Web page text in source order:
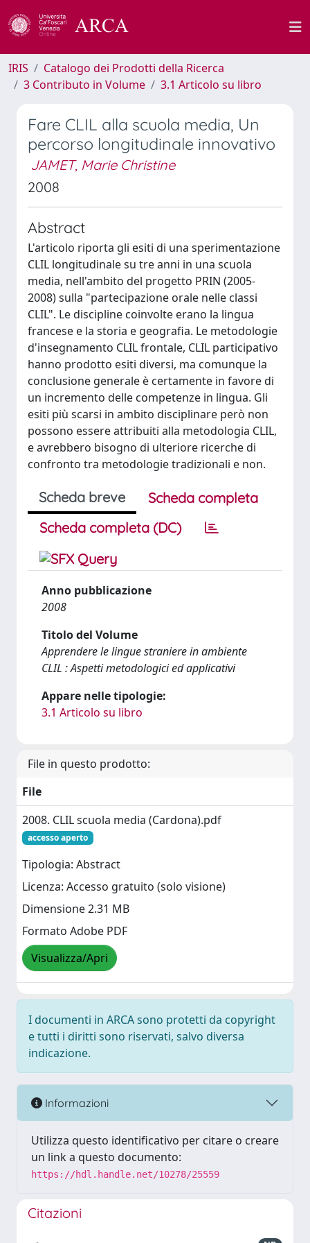
IRIS
Catalogo dei Prodotti della Ricerca
3 Contributo in Volume
3.1 Articolo su libro
Fare CLIL alla scuola media, Un
percorso longitudinale innovativo
JAMET, Marie Christine
2008
Abstract
L'articolo riporta gli esiti di una sperimentazione
CLIL longitudinale su tre anni in una scuola
media, nell'ambito del progetto PRIN (2005-
2008) sulla "partecipazione orale nelle classi
CLIL". Le discipline coinvolte erano la lingua
francese e la storia e geografia. Le metodologie
d'insegnamento CLIL frontale, CLIL participativo
hanno prodotto esiti diversi, ma comunque la
conclusione generale è certamente in favore di
un incremento delle competenze in lingua. Gli
esiti più scarsi in ambito disciplinare però non
possono essere attribuiti alla metodologia CLIL,
e avrebbero bisogno di ulteriore ricerche di
confronto tra metodologie tradizionali e non.
Scheda breve
Scheda completa
Scheda completa (DC)
Anno pubblicazione
2008
Titolo del Volume
Apprendere le lingue straniere in ambiente
CLIL : Aspetti metodologici ed applicativi
Appare nelle tipologie:
3.1 Articolo su libro
File in questo prodotto:
File
2008. CLIL scuola media (Cardona).pdf
accesso aperto
Tipologia: Abstract
Licenza: Accesso gratuito (solo visione)
Dimensione 2.31 MB
Formato Adobe PDF
Visualizza/Apri
I documenti in ARCA sono protetti da copyright
e tutti i diritti sono riservati, salvo diversa
indicazione.
Informazioni
Utilizza questo identificativo per citare o creare
un link a questo documento:
https://hdl.handle.net/10278/25559
Citazioni